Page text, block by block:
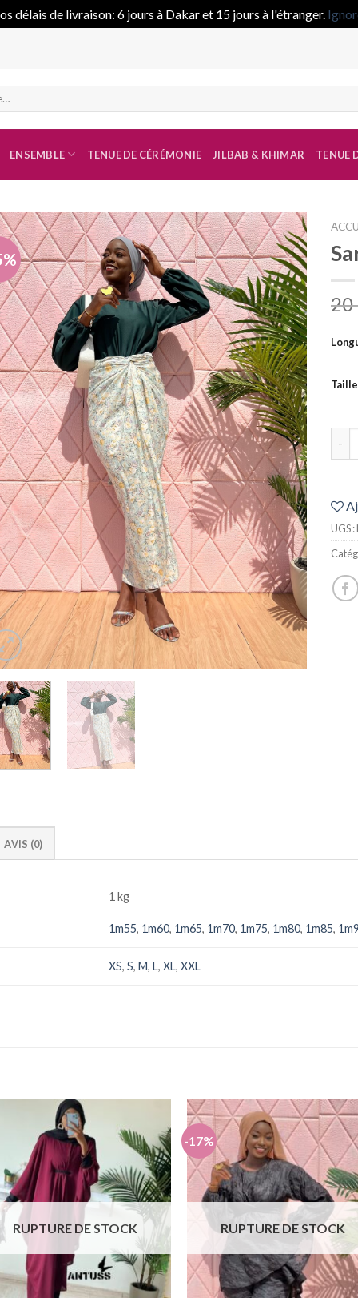
délais de livraison: 6 jours à Dakar et 15 jours à l'étranger.
ENSEMBLE TENUE DE CÉRÉMONIE JILBAB & KHIMAR TENUE
Ajouter
à la liste
de
souhaits
20
Taille
UGS :
AVIS (0)
1 kg
1m55, 1m60, 1m65, 1m70, 1m75, 1m80, 1m85,
XS,S,M,L,XL,XXL
Ajouter
à la liste
de
souhaits
RUPTURE DE STOCK
-17%
à la
de
RUPTURE DE STOCK